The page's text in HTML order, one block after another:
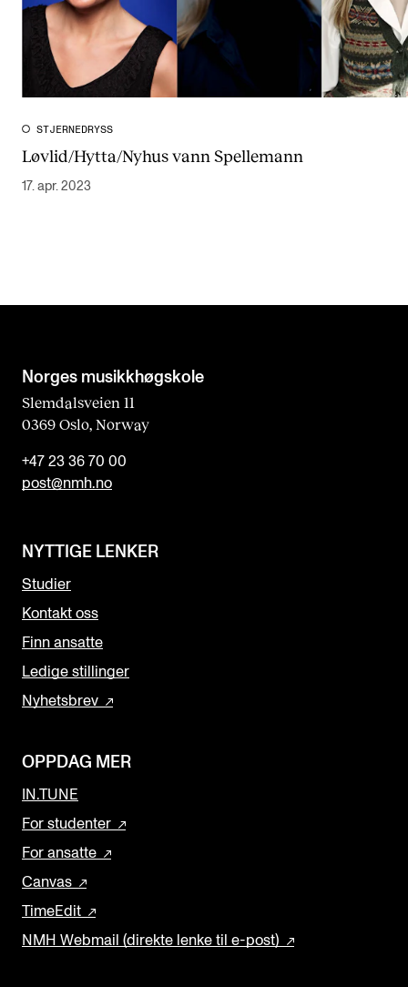
STJERNEDRYSS
Løvlid/Hytta/Nyhus vann Spellemann
17. apr. 2023
Norges musikk­høgskole
Slemdalsveien 11
0369 Oslo, Norway
+47 23 36 70 00
post@nmh.no
NYTTIGE LENKER
Studier
Kontakt oss
Finn ansatte
Ledige stillinger
Nyhetsbrev
OPPDAG MER
IN.TUNE
For studenter
For ansatte
Canvas
TimeEdit
NMH Webmail (direkte lenke til e-post)